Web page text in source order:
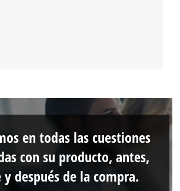
en todas las cuestiones
con su producto, antes,
después de la compra.